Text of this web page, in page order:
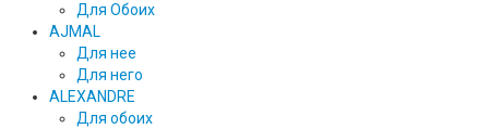
Для Обоих
AJMAL
Для нее
Для него
ALEXANDRE
Для обоих